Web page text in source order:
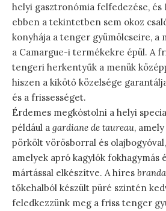
helyi gasztronómia felfedezése, és
ebben a tekintetben sem okoz
konyhája a tenger gyümölcseire, a
a Camargue-i termékekre épül. A
tengeri herkentyűk a menük
hiszen a kikötő közelsége
és a frissességet.
Érdemes megkóstolni a helyi
például a gardiane de taureau,
pörkölt vörösborral és
amelyek apró kagylók fokhagymás
mártással elkészítve. A híres
tőkehalból készült püré szintén
feledkezzünk meg a friss tenger